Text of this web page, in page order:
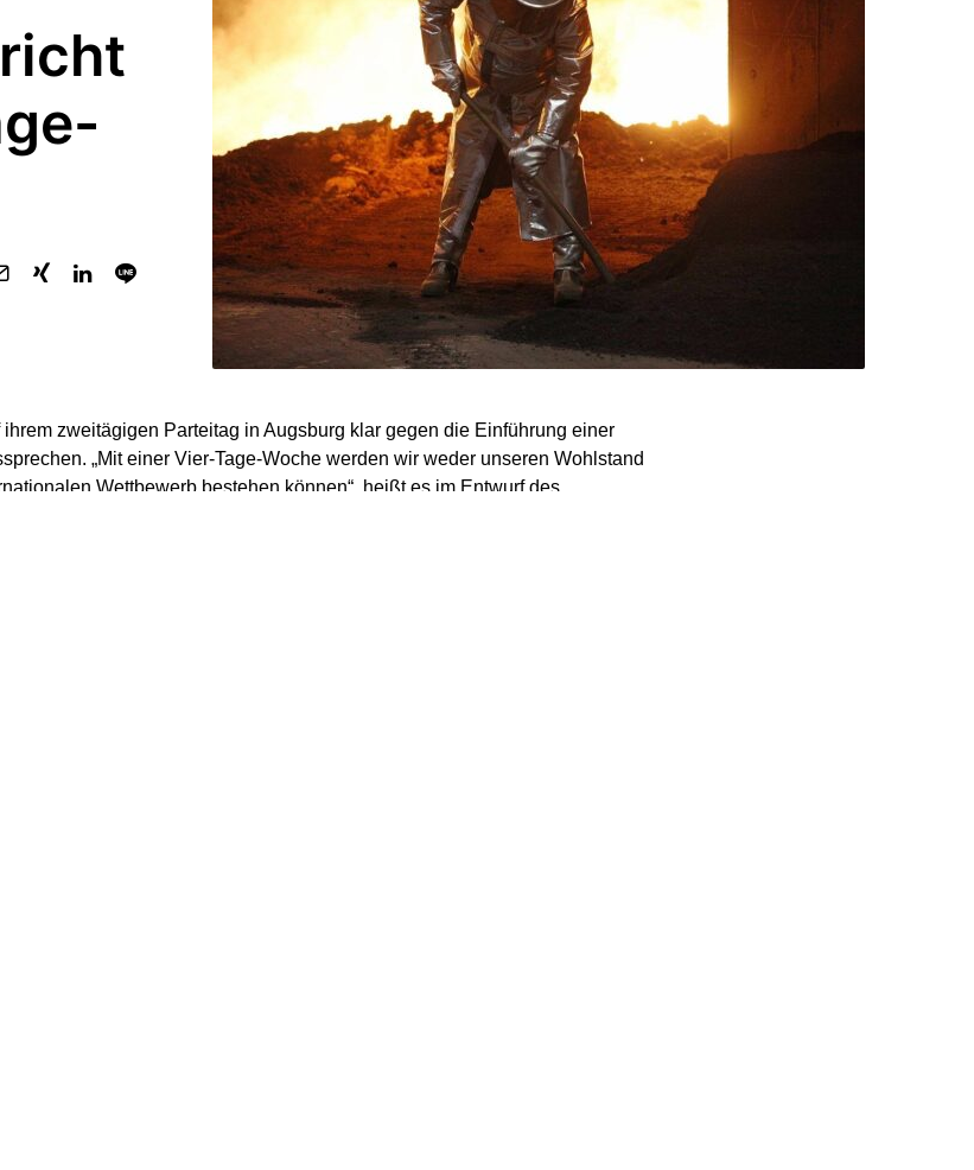
zweitägigen Parteitag in Augsburg klar gegen die Einführung einer
„Mit einer Vier-Tage-Woche werden wir weder unseren Wohlstand
Wettbewerb bestehen können“, heißt es im Entwurf des